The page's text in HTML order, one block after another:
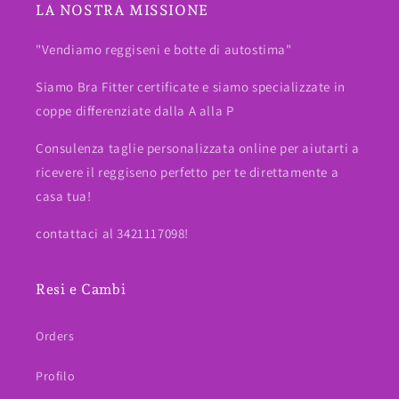
LA NOSTRA MISSIONE
"Vendiamo reggiseni e botte di autostima"
Siamo Bra Fitter certificate e siamo specializzate in
coppe differenziate dalla A alla P
Consulenza taglie personalizzata online per aiutarti a
ricevere il reggiseno perfetto per te direttamente a
casa tua!
contattaci al 3421117098!
Resi e Cambi
Orders
Profilo